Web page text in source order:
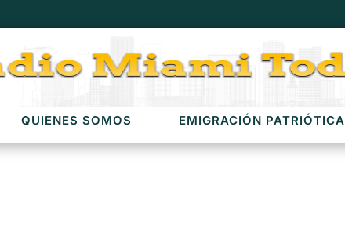
QUIENES SOMOS EMIGRACIÓN PATRIÓTICA